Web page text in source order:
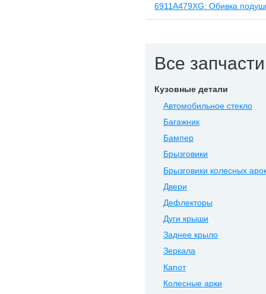
6911A479XG: Обивка
Все
Кузовные детали
Автомобильное стекло
Багажник
Бампер
Брызговики
Брызговики колесных
Двери
Дефлекторы
Дуги крыши
Заднее крыло
Зеркала
Капот
Колесные арки